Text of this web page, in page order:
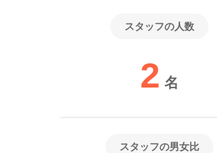
スタッフの人数
2 名
スタッフの男女比